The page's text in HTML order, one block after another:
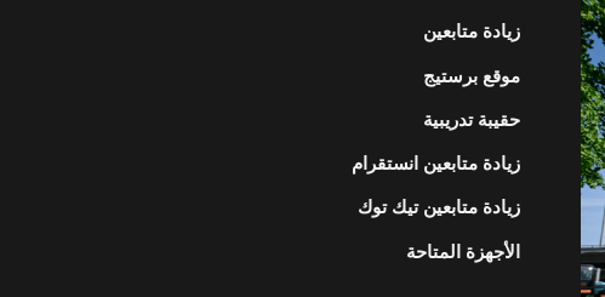
زيادة متابعين
موقع برستيج
حقيبة تدريبية
زيادة متابعين انستقرام
زيادة متابعين تيك توك
الأجهزة المتاحة